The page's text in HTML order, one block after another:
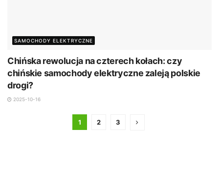
SAMOCHODY ELEKTRYCZNE
Chińska rewolucja na czterech kołach: czy
chińskie samochody elektryczne zaleją polskie
drogi?
2025-10-16
1 2 3